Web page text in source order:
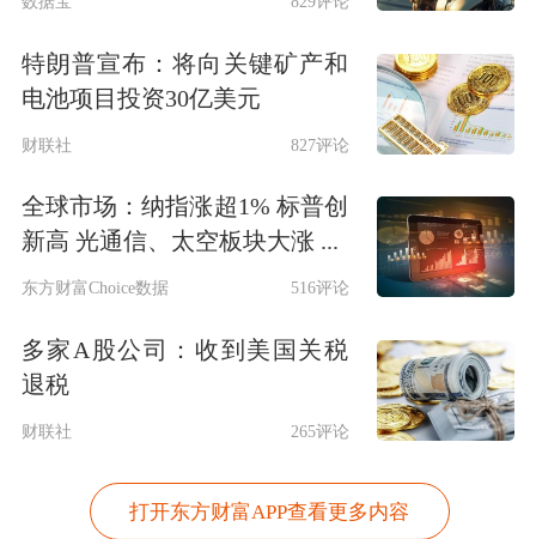
元、2.88亿元，2026年第一季度实现扣
非后净利润4025.36万元。在高投入的
高性能通用机器人行业中，宇树科技是
全球少数实现规模化销售与盈利的机器
人公司。
技毛利率逐年上升，分别为44.22%、
56.41%和60.27%。其中，宇树人形机器
2023年毛利率高达87.7%，2024年为
特朗普宣布：将向关键矿产和
电池项目投资30亿美元
财联社 827评论
全球市场：纳指涨超1% 标普创
新高 光通信、太空板块大涨 ...
东方财富Choice数据 516评论
多家A股公司：收到美国关税
退税
财联社 265评论
打开东方财富APP查看更多内容